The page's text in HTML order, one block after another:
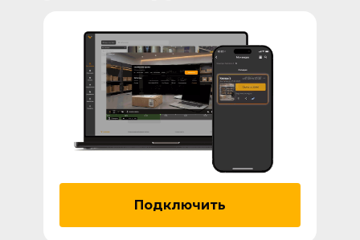
Подключить